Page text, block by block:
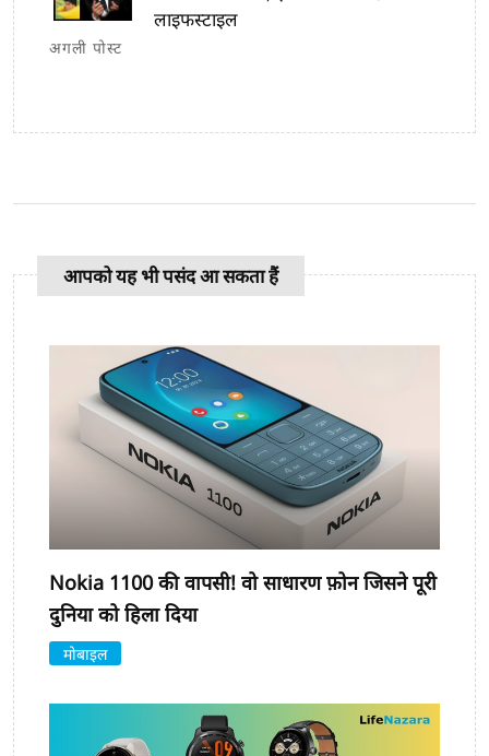
लाइफस्टाइल
अगली पोस्ट
आपको यह भी पसंद आ सकता हैं
Nokia 1100 की वापसी! वो साधारण फ़ोन जिसने पूरी
दुनिया को हिला दिया
मोबाइल